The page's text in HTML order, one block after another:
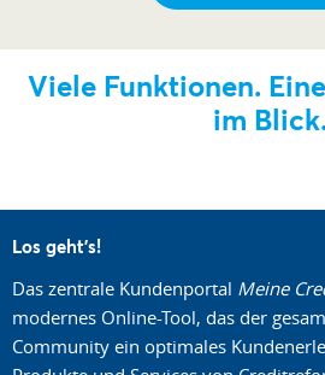
Viele Funktionen.
im Blick.
Los geht's!
Das zentrale Kundenportal Meine
modernes Online-Tool, das der
Community ein optimales